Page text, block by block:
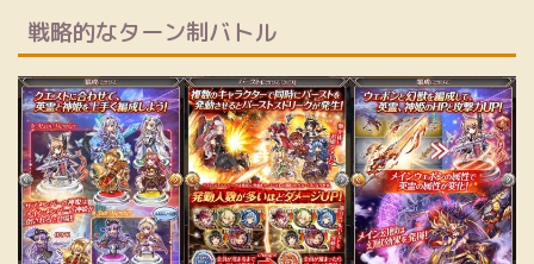
戦略的なターン制バトル